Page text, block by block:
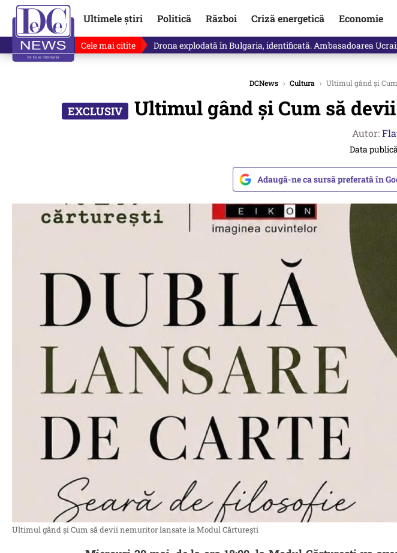
Ultimele știri Politică Război Criză energetică Economie
Cele mai citite Drona explodată în Bulgaria, identificată. Ambasadoarea
DCNews › Cultura › Ultimul gând și
Ultimul gând și Cum să
Autor:
Data
Adaugă-ne ca sursă preferată în
Ultimul gând și Cum să devii nemuritor lansate la Modul Cărturești